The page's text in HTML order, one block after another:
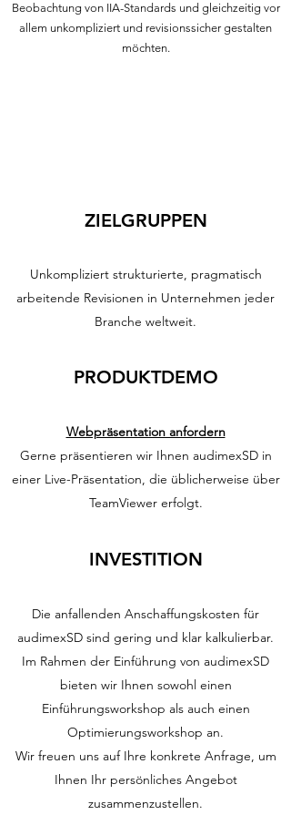
Beobachtung von IIA-Standards und gleichzeitig vor
allem unkompliziert und revisionssicher gestalten
möchten.
ZIELGRUPPEN
Unkompliziert strukturierte, pragmatisch
arbeitende Revisionen in Unternehmen jeder
Branche weltweit.
PRODUKTDEMO
Webpräsentation anfordern
Gerne präsentieren wir Ihnen audimexSD in
einer Live-Präsentation, die üblicherweise über
TeamViewer erfolgt.
INVESTITION
Die anfallenden Anschaffungskosten für
audimexSD sind gering und klar kalkulierbar.
Im Rahmen der Einführung von audimexSD
bieten wir Ihnen sowohl einen
Einführungsworkshop als auch einen
Optimierungsworkshop an.
Wir freuen uns auf Ihre konkrete Anfrage, um
Ihnen Ihr persönliches Angebot
zusammenzustellen.